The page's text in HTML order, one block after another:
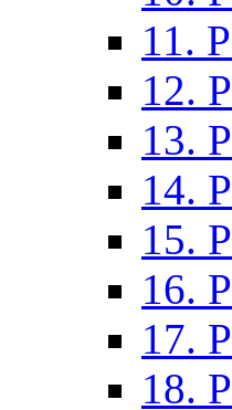
11.
12.
13.
14.
15.
16.
17.
18.